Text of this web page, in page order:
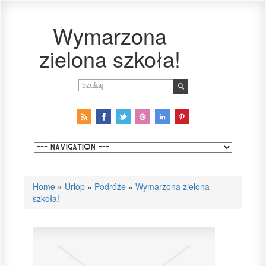
Wymarzona
zielona szkoła!
Home » Urlop » Podróże » Wymarzona zielona
szkoła!